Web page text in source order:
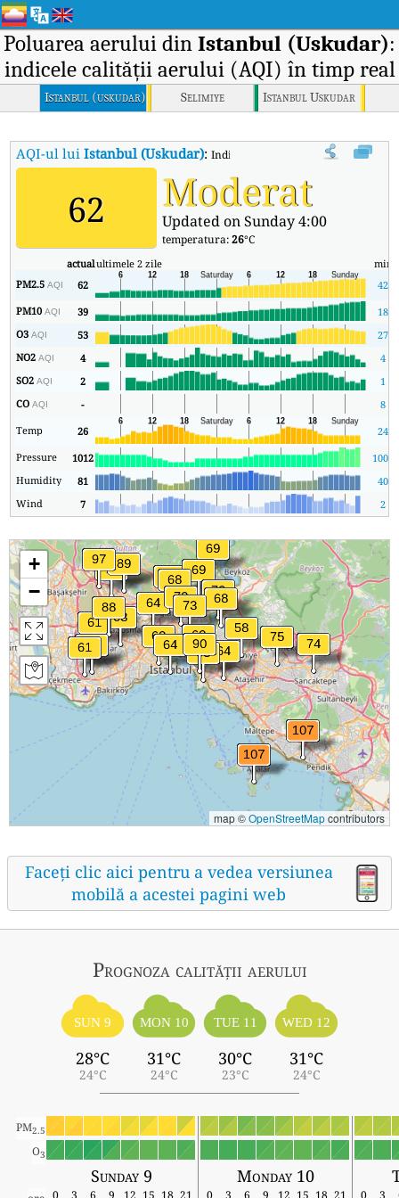
Poluarea aerului din Istanbul (Uskudar):
indicele calității aerului (AQI) în timp real
Istanbul (uskudar) Selimiye Istanbul Uskudar
AQI-ul luiIstanbul (Uskudar):Indicele calității aerului (AQI) în
62 Moderat
Updated on Sunday 4:00
temperatura:26°C
actualultimele 2 zile min
PM2.5AQI 62
42
PM10AQI 39
18
O3AQI 53
27
NO2AQI 4
4
SO2AQI 2
1
COAQI -
8
Temp
26
24
Pressure
1012 1008
Humidity
81 40
Wind
7 2
+
−
map ©OpenStreetMapcontributors
Faceți clic aici pentru a vedea versiunea
mobilă a acestei pagini web
Prognoza calității aerului
SUN 9
28°C
24°C
MON 10
31°C
24°C
TUE 11
30°C
23°C
WED 12
31°C
24°C
PM2.5
O3
Sunday 9 Monday 10